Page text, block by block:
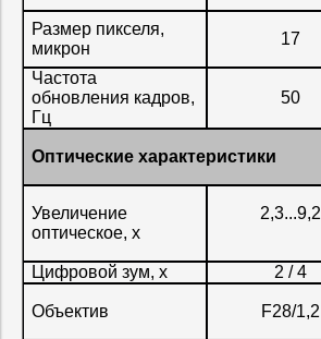
Размер пикселя,
микрон
17
Частота
обновления кадров,
Гц
50
Оптические характеристики
Увеличение
оптическое, x
2,3...9,2
Цифровой зум, x 2 / 4
Объектив F28/1,2